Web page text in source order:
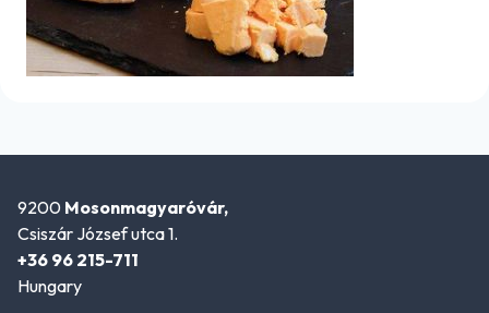
9200 Mosonmagyaróvár,
Csiszár József utca 1.
+36 96 215-711
Hungary